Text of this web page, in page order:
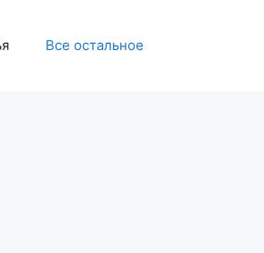
Все остальное